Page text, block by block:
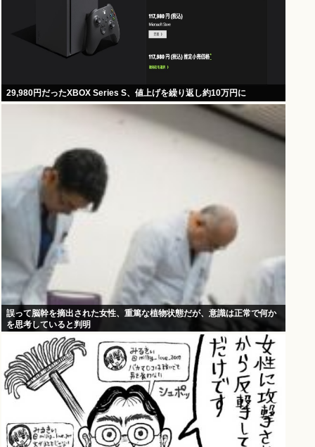
29,980円だったXBOX Series S、値上げを繰り返し約10万円に
誤って脳幹を摘出された女性、重篤な植物状態だが、意識は正常で何か
を思考していると判明